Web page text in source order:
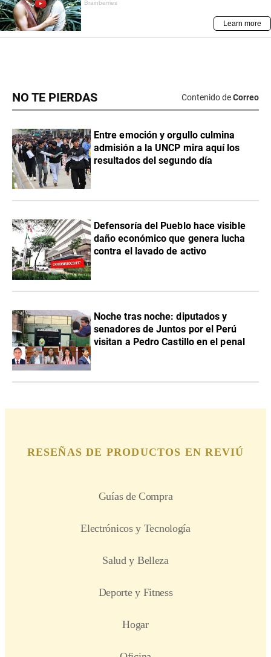
NO TE PIERDAS Contenido deCorreo
Entre emoción y orgullo culmina
admisión a la UNCP mira aquí los
resultados del segundo día
Defensoría del Pueblo hace visible
daño económico que genera lucha
contra el lavado de activo
Noche tras noche: diputados y
senadores de Juntos por el Perú
visitan a Pedro Castillo en el penal